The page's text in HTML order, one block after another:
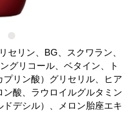
セリン、BG、スクワラン、
グリコール、ベタイン、ト
リン酸）グリセリル、ヒア
酸、ラウロイルグルタミン
デシル）、メロン胎座エキ